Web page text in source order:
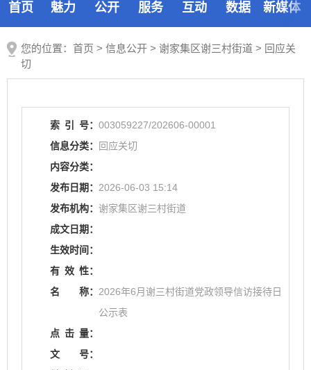
首页 魅力 公开 服务 互动 数据 新媒体
您的位置： 首页 > 信息公开 > 谢家集区谢三村街道 > 回应关
切
索 引 号： 003059227/202606-00001
信息分类：
回应关切
内容分类：
发布日期： 2026-06-03 15:14
发布机构： 谢家集区谢三村街道
成文日期：
生效时间：
有 效 性：
名
称： 2026年6月谢三村街道党政领导信访接待日
公示表
点 击 量：
文
号：